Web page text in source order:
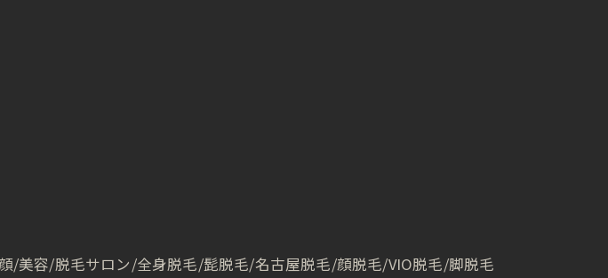
美容/脱毛サロン/全身脱毛/髭脱毛/名古屋脱毛/顔脱毛/VIO脱毛/脚脱毛